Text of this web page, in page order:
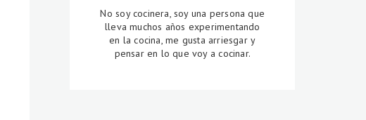
No soy cocinera, soy una persona que
lleva muchos años experimentando
en la cocina, me gusta arriesgar y
pensar en lo que voy a cocinar.